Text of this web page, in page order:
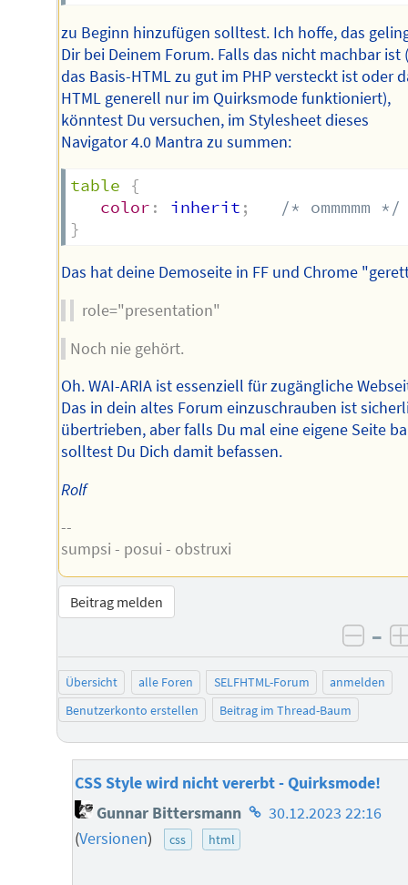
zu Beginn hinzufügen solltest. Ich hoffe, das
Dir bei Deinem Forum. Falls das nicht machbar ist
das Basis-HTML zu gut im PHP versteckt ist oder
HTML generell nur im Quirksmode funktioniert),
könntest Du versuchen, im Stylesheet dieses
Navigator 4.0 Mantra zu summen:
table
{
color : inherit ;
/* ommmmm */
}
Das hat deine Demoseite in FF und Chrome
role="presentation"
Noch nie gehört.
Oh. WAI-ARIA ist essenziell für zugängliche
Das in dein altes Forum einzuschrauben ist
übertrieben, aber falls Du mal eine eigene Seite
solltest Du Dich damit befassen.
Rolf
--
sumpsi - posui - obstruxi
Beitrag melden
–
Übersicht alle Foren SELFHTML-Forum
anmelden
Benutzerkonto erstellen
Beitrag im Thread-Baum
CSS Style wird nicht vererbt - Quirksmode!
Gunnar Bittersmann Homepage
30.12.2023 22:16
(Versionen) css html